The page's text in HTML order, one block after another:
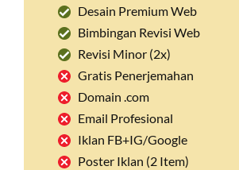
Desain Premium Web
Bimbingan Revisi Web
Revisi Minor (2x)
Gratis Penerjemahan
Domain .com
Email Profesional
Iklan FB+IG/Google
Poster Iklan (2 Item)